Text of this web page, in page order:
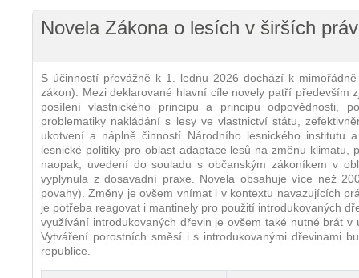
Novela Zákona o lesích v širších
S účinností převážně k 1. lednu 2026 dochází k
zákon). Mezi deklarované hlavní cíle novely patří především
posílení vlastnického principu a principu odpovědnosti,
problematiky nakládání s lesy ve vlastnictví státu,
ukotvení a náplně činností Národního lesnického institutu
lesnické politiky pro oblast adaptace lesů na změnu
naopak, uvedení do souladu s občanským zákoníkem v
vyplynula z dosavadní praxe. Novela obsahuje více než
povahy). Změny je ovšem vnímat i v kontextu navazujících
je potřeba reagovat i mantinely pro použití introdukovaných
využívání introdukovaných dřevin je ovšem také nutné brát
Vytváření porostních směsí i s introdukovanými dřevinami
republice.